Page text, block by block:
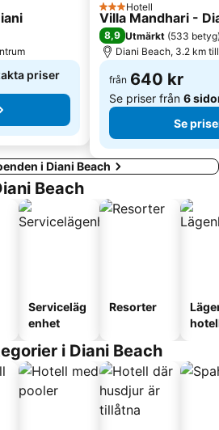
priser
3 Stjärnor
Hotell
Villa Mandhari -
8,9 Utmärkt (533 betyg
Diani Beach, 3.2 km
från 640 kr
Se priser från 6
Se
i Diani Beach
Beach
Serviceläg
enhet
Resorter
i Diani Beach